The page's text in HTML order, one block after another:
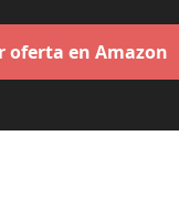
oferta en Amazon